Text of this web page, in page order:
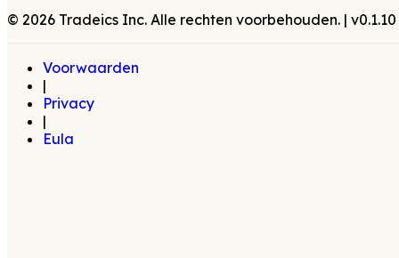
© 2026 Tradeics Inc. Alle rechten voorbehouden. | v0.1.10
Voorwaarden
|
Privacy
|
Eula